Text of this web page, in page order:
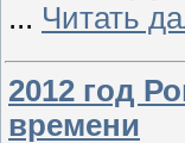
... Читать
2012 год
времени